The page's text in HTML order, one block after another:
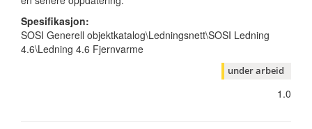
Spesifikasjon:
SOSI Generell objektkatalog\Ledningsnett\SOSI Ledning
4.6\Ledning 4.6 Fjernvarme
under arbeid
1.0